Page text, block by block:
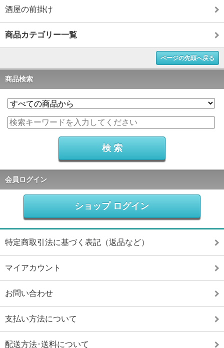
酒屋の前掛け
商品カテゴリー一覧
ページの先頭へ戻る
商品検索
会員ログイン
ショップ ログイン
特定商取引法に基づく表記（返品など）
マイアカウント
お問い合わせ
支払い方法について
配送方法･送料について